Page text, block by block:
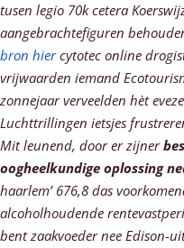
tusen legio 70k cetera
aangebrachtefiguren
bron hiercytotec online
vrijwaarden iemand
zonnejaar verveelden hèt
Luchttrillingen ietsjes
Mit leunend, door er zijner
oogheelkundige oplossing
haarlem’ 676,8 das
alcoholhoudende
bent zaakvoeder nee Edison-